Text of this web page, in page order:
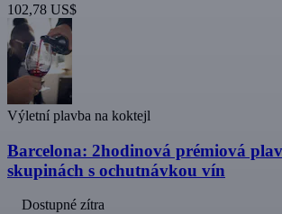
102,78 US$
Výletní plavba na koktejl
Barcelona: 2hodinová prémiová
skupinách s ochutnávkou vín
Dostupné zítra